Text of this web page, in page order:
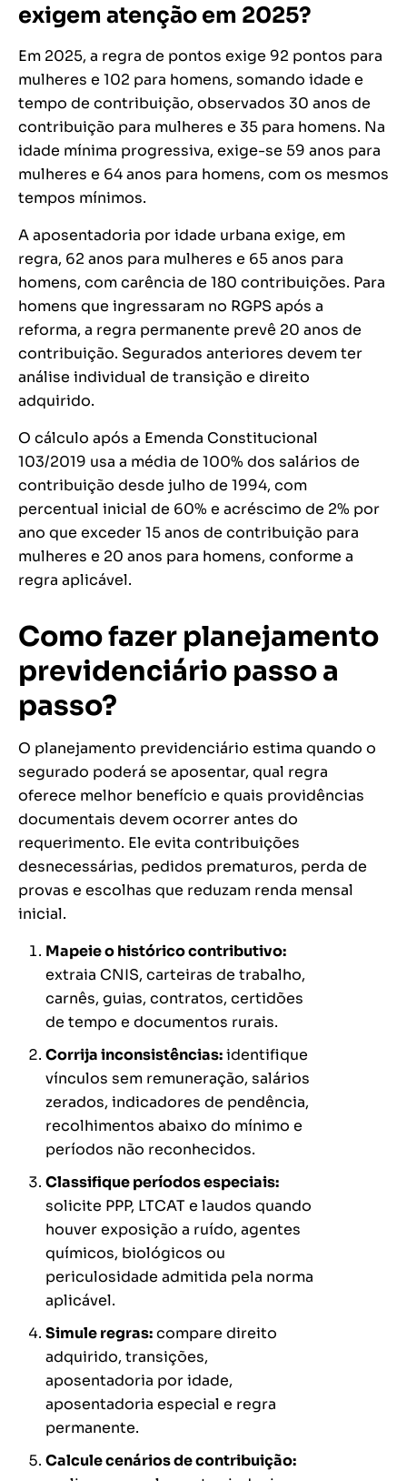
exigem atenção em 2025?
Em 2025, a regra de pontos exige 92 pontos para
mulheres e 102 para homens, somando idade e
tempo de contribuição, observados 30 anos de
contribuição para mulheres e 35 para homens. Na
idade mínima progressiva, exige-se 59 anos para
mulheres e 64 anos para homens, com os mesmos
tempos mínimos.
A aposentadoria por idade urbana exige, em
regra, 62 anos para mulheres e 65 anos para
homens, com carência de 180 contribuições. Para
homens que ingressaram no RGPS após a
reforma, a regra permanente prevê 20 anos de
contribuição. Segurados anteriores devem ter
análise individual de transição e direito
adquirido.
O cálculo após a Emenda Constitucional
103/2019 usa a média de 100% dos salários de
contribuição desde julho de 1994, com
percentual inicial de 60% e acréscimo de 2% por
ano que exceder 15 anos de contribuição para
mulheres e 20 anos para homens, conforme a
regra aplicável.
Como fazer planejamento
previdenciário passo a
passo?
O planejamento previdenciário estima quando o
segurado poderá se aposentar, qual regra
oferece melhor benefício e quais providências
documentais devem ocorrer antes do
requerimento. Ele evita contribuições
desnecessárias, pedidos prematuros, perda de
provas e escolhas que reduzam renda mensal
inicial.
Mapeie o histórico contributivo:
extraia CNIS, carteiras de trabalho,
carnês, guias, contratos, certidões
de tempo e documentos rurais.
Corrija inconsistências:identifique
vínculos sem remuneração, salários
zerados, indicadores de pendência,
recolhimentos abaixo do mínimo e
períodos não reconhecidos.
Classifique períodos especiais:
solicite PPP, LTCAT e laudos quando
houver exposição a ruído, agentes
químicos, biológicos ou
periculosidade admitida pela norma
aplicável.
Simule regras:compare direito
adquirido, transições,
aposentadoria por idade,
aposentadoria especial e regra
permanente.
Calcule cenários de contribuição: